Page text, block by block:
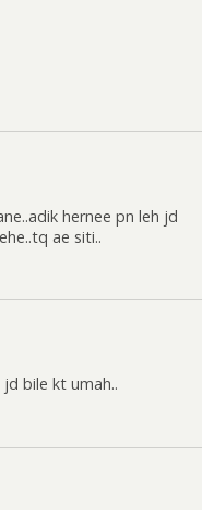
hernee pn leh jd
ae siti..
bile kt umah..